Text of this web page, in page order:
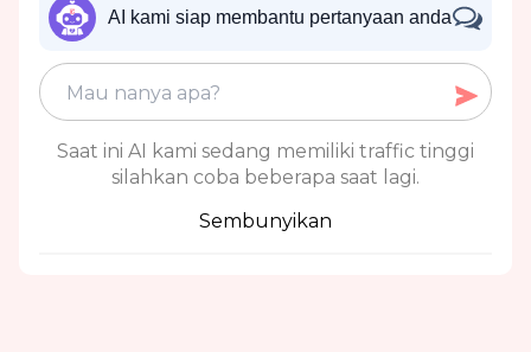
AI kami siap membantu pertanyaan anda
Saat ini AI kami sedang memiliki traffic tinggi
silahkan coba beberapa saat lagi.
Sembunyikan